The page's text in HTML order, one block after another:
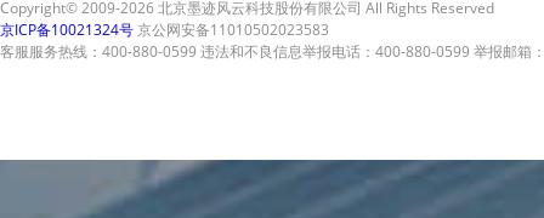
Copyright© 2009-2026 北京墨迹风云科技股份有限公司 All Rights Reserved
京ICP备10021324号京公网安备11010502023583
客服服务热线：400-880-0599 违法和不良信息举报电话：400-880-0599 举报邮箱